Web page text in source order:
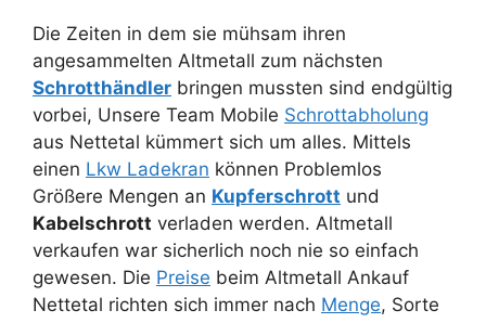
Die Zeiten in dem sie mühsam ihren
angesammelten Altmetall zum nächsten
Schrotthändler bringen mussten sind endgültig
vorbei, Unsere Team Mobile Schrottabholung
aus Nettetal kümmert sich um alles. Mittels
einen Lkw Ladekran können Problemlos
Größere Mengen an Kupferschrott und
Kabelschrott verladen werden. Altmetall
verkaufen war sicherlich noch nie so einfach
gewesen. Die Preise beim Altmetall Ankauf
Nettetal richten sich immer nach Menge, Sorte